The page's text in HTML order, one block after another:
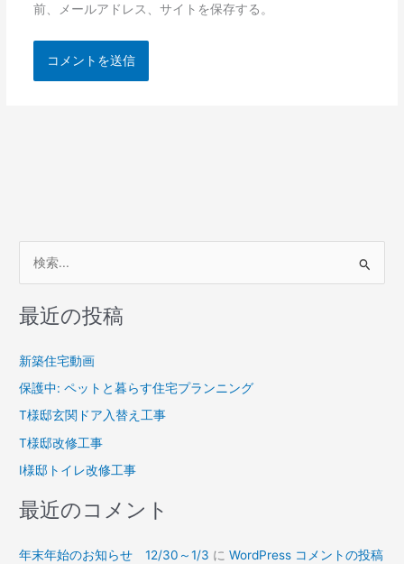
前、メールアドレス、サイトを保存する。
対
:
最近の投稿
新築住宅動画
保護中: ペットと暮らす住宅プランニング
T様邸玄関ドア入替え工事
T様邸改修工事
I様邸トイレ改修工事
最近のコメント
年末年始のお知らせ 12/30～1/3 にWordPress コメントの投稿